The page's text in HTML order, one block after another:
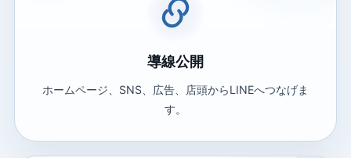
導線公開
ホームページ、SNS、広告、店頭からLINEへつなげま
す。